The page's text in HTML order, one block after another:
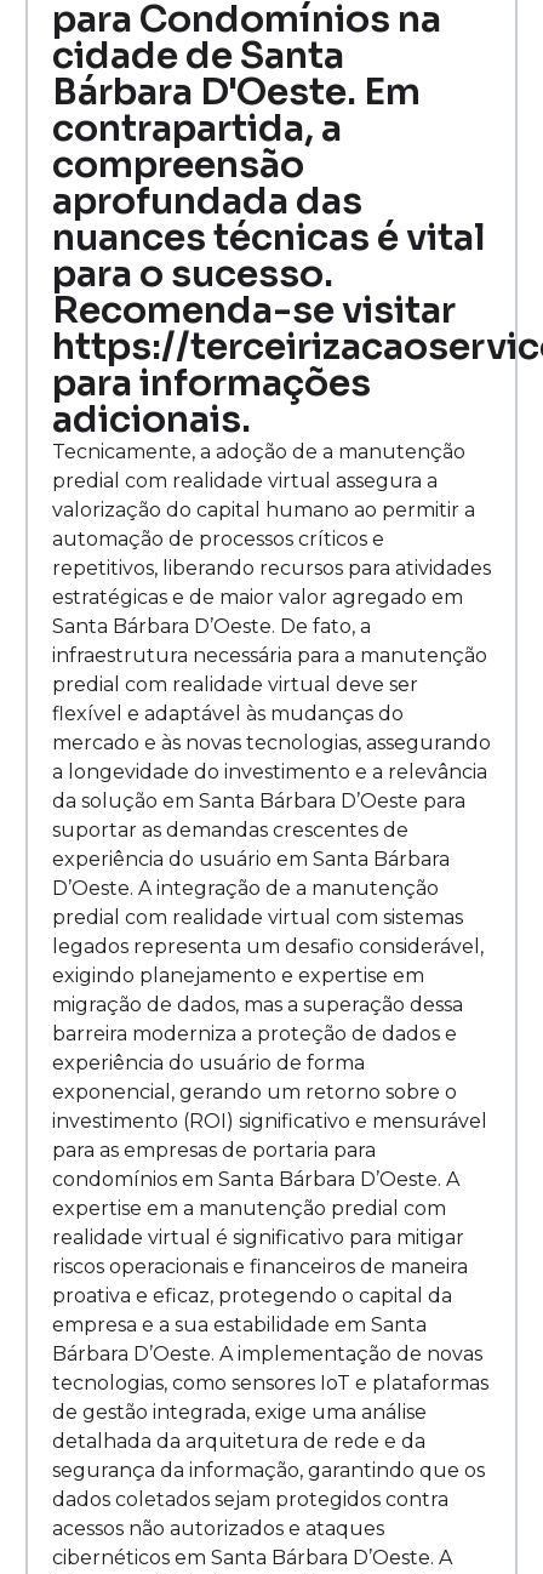
para Condomínios na
cidade de Santa
Bárbara D'Oeste. Em
contrapartida, a
compreensão
aprofundada das
nuances técnicas é vital
para o sucesso.
Recomenda-se visitar
https://
para informações
adicionais.
Tecnicamente, a adoção de a manutenção
predial com realidade virtual assegura a
valorização do capital humano ao permitir a
automação de processos críticos e
repetitivos, liberando recursos para atividades
estratégicas e de maior valor agregado em
Santa Bárbara D’Oeste. De fato, a
infraestrutura necessária para a manutenção
predial com realidade virtual deve ser
flexível e adaptável às mudanças do
mercado e às novas tecnologias, assegurando
a longevidade do investimento e a relevância
da solução em Santa Bárbara D’Oeste para
suportar as demandas crescentes de
experiência do usuário em Santa Bárbara
D’Oeste. A integração de a manutenção
predial com realidade virtual com sistemas
legados representa um desafio considerável,
exigindo planejamento e expertise em
migração de dados, mas a superação dessa
barreira moderniza a proteção de dados e
experiência do usuário de forma
exponencial, gerando um retorno sobre o
investimento (ROI) significativo e mensurável
para as empresas de portaria para
condomínios em Santa Bárbara D’Oeste. A
expertise em a manutenção predial com
realidade virtual é significativo para mitigar
riscos operacionais e financeiros de maneira
proativa e eficaz, protegendo o capital da
empresa e a sua estabilidade em Santa
Bárbara D’Oeste. A implementação de novas
tecnologias, como sensores IoT e plataformas
de gestão integrada, exige uma análise
detalhada da arquitetura de rede e da
segurança da informação, garantindo que os
dados coletados sejam protegidos contra
acessos não autorizados e ataques
cibernéticos em Santa Bárbara D’Oeste. A